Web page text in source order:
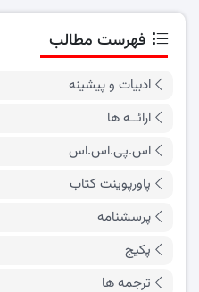
فهرست مطالب
ادبیات و پیشینه
ارائــه ها
اس.پی.اس.اس
پاورپوینت کتاب
پرسشنامه
پکیج
ترجمه ها